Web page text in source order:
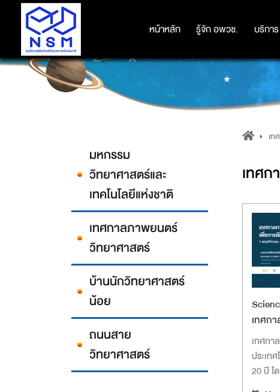
หน้าหลัก รู้จัก อพวช. บริการ
หน้าหลัก รู้จัก อพวช. บริการ
มหกรรม
วิทยาศาสตร์และ
เทคโนโลยีแห่งชาติ
เทศกาลภาพยนตร์
วิทยาศาสตร์
บ้านนักวิทยาศาสตร์
น้อย
ถนนสาย
วิทยาศาสตร์
เท
เทศ
เทศก
เพื่อก
เทศก
ประเท
20 ปี โ
“การป